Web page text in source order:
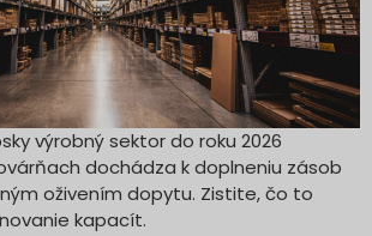
výrobný sektor do roku 2026
dochádza k doplneniu zásob
oživením dopytu. Zistite, čo to
kapacít.